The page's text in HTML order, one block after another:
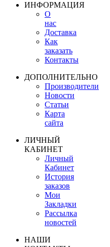
ИНФОРМАЦИЯ
О
нас
Доставка
Как
заказать
Контакты
ДОПОЛНИТЕЛЬНО
Производители
Новости
Статьи
Карта
сайта
ЛИЧНЫЙ
КАБИНЕТ
Личный
Кабинет
История
заказов
Мои
Закладки
Рассылка
новостей
НАШИ